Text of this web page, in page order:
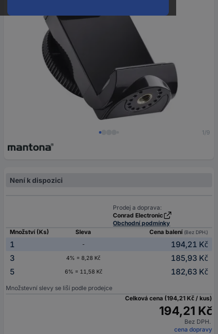
1/9
Není k dispozici
Prodej a doprava:
Conrad Electronic
Obchodní podmínky
Množství (Ks)
Sleva Cena balení (Bez DPH.)
1 -
194,21 Kč
3
4% = 8,28 Kč
185,93 Kč
5
6% = 11,58 Kč 182,63 Kč
Množstevní slevy se liší podle prodejce
Celková cena (194,21 Kč / kus)
194,21 Kč
Bez DPH.
cena dopravy